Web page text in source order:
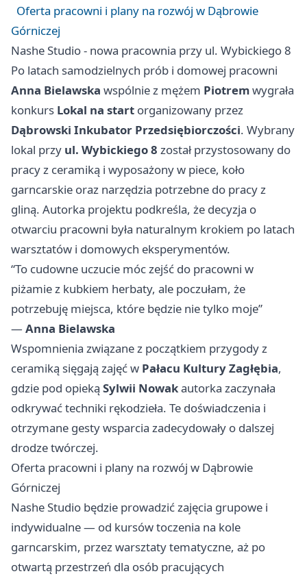
Oferta pracowni i plany na rozwój w Dąbrowie
Górniczej
Nashe Studio - nowa pracownia przy ul. Wybickiego 8
Po latach samodzielnych prób i domowej pracowni
Anna Bielawska wspólnie z mężem Piotremwygrała
konkurs Lokal na start organizowany przez
Dąbrowski Inkubator Przedsiębiorczości. Wybrany
lokal przy ul. Wybickiego 8 został przystosowany do
pracy z ceramiką i wyposażony w piece, koło
garncarskie oraz narzędzia potrzebne do pracy z
gliną. Autorka projektu podkreśla, że decyzja o
otwarciu pracowni była naturalnym krokiem po latach
warsztatów i domowych eksperymentów.
“To cudowne uczucie móc zejść do pracowni w
piżamie z kubkiem herbaty, ale poczułam, że
potrzebuję miejsca, które będzie nie tylko moje”
— Anna Bielawska
Wspomnienia związane z początkiem przygody z
ceramiką sięgają zajęć w Pałacu Kultury Zagłębia,
gdzie pod opieką Sylwii Nowakautorka zaczynała
odkrywać techniki rękodzieła. Te doświadczenia i
otrzymane gesty wsparcia zadecydowały o dalszej
drodze twórczej.
Oferta pracowni i plany na rozwój w Dąbrowie
Górniczej
Nashe Studio będzie prowadzić zajęcia grupowe i
indywidualne — od kursów toczenia na kole
garncarskim, przez warsztaty tematyczne, aż po
otwartą przestrzeń dla osób pracujących